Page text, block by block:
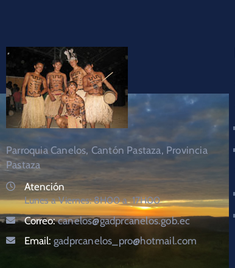
Parroquia Canelos, Cantón Pastaza, Provincia
Pastaza
Atención
Lunes a Viernes: 8H00 a 17H00
Correo:canelos@gadprcanelos.gob.ec
Email: gadprcanelos_pro@hotmail.com